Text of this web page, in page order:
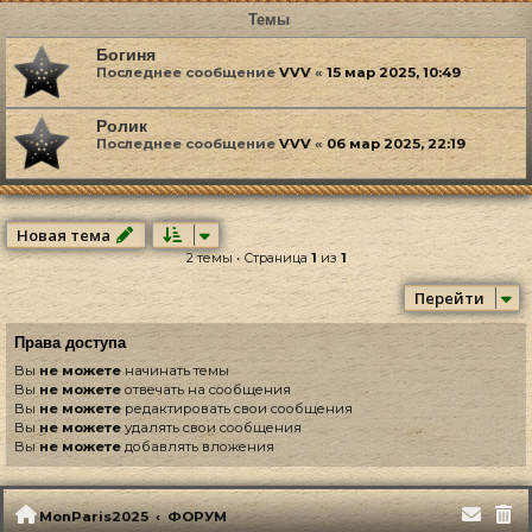
Темы
Богиня
Последнее сообщениеVVV «15 мар 2025, 10:49
Ролик
Последнее сообщениеVVV « 06 мар 2025, 22:19
Новая тема
2 темы • Страница 1 из 1
Перейти
Права доступа
Выне можете начинать темы
Вы не можете отвечать на сообщения
Вы не можетередактировать свои сообщения
Выне можетеудалять свои сообщения
Выне можете добавлять вложения
MonParis2025 ФОРУМ